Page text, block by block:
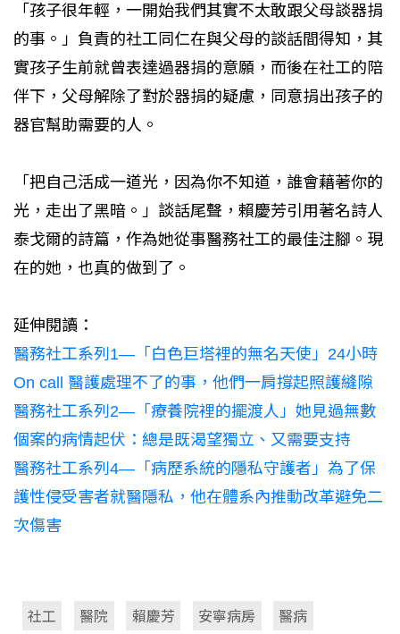
「孩子很年輕，一開始我們其實不太敢跟父母談器捐
的事。」負責的社工同仁在與父母的談話間得知，其
實孩子生前就曾表達過器捐的意願，而後在社工的陪
伴下，父母解除了對於器捐的疑慮，同意捐出孩子的
器官幫助需要的人。
「把自己活成一道光，因為你不知道，誰會藉著你的
光，走出了黑暗。」談話尾聲，賴慶芳引用著名詩人
泰戈爾的詩篇，作為她從事醫務社工的最佳注腳。現
在的她，也真的做到了。
延伸閱讀：
醫務社工系列1—「白色巨塔裡的無名天使」24小時
On call 醫護處理不了的事，他們一肩撐起照護縫隙
醫務社工系列2—「療養院裡的擺渡人」她見過無數
個案的病情起伏：總是既渴望獨立、又需要支持
醫務社工系列4—「病歷系統的隱私守護者」為了保
護性侵受害者就醫隱私，他在體系內推動改革避免二
次傷害
社工 醫院 賴慶芳 安寧病房 醫病